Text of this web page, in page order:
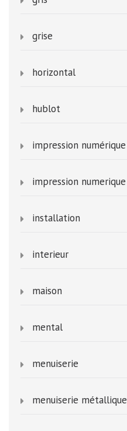
grise
horizontal
hublot
impression numérique
impression numerique
installation
interieur
maison
mental
menuiserie
menuiserie métallique